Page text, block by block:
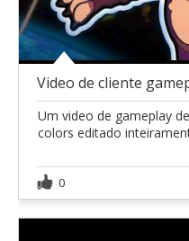
Video de cliente
Um video de gameplay
colors editado
0